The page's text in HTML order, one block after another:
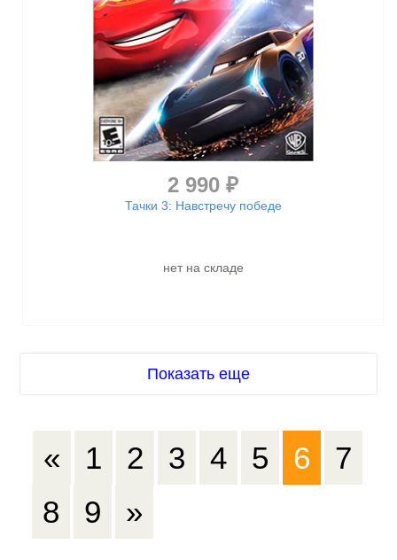
2 990 ₽
Тачки 3: Навстречу победе
нет на складе
Показать еще
« 1 2 3 4 5 6
7
8
9 »